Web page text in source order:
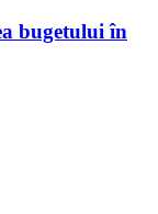
bugetului în